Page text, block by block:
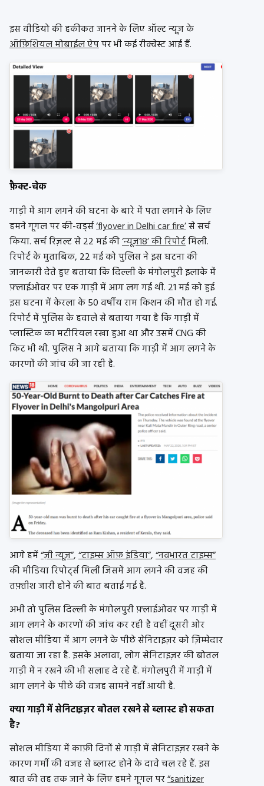
इस वीडियो की हकीकत जानने के लिए ऑल्ट न्यूज़ के
ऑफ़िशियल मोबाईल ऐपपर भी कई रीक्वेस्ट आई हैं.
फ़ैक्ट-चेक
गाड़ी में आग लगने की घटना के बारे में पता लगाने के लिए
हमने गूगल पर की-वर्ड्स‘flyover in Delhi car fire’से सर्च
किया. सर्च रिज़ल्ट से 22 मई की‘न्यूज़18’ की रिपोर्टमिली.
रिपोर्ट के मुताबिक, 22 मई को पुलिस ने इस घटना की
जानकारी देते हुए बताया कि दिल्ली के मंगोलपुरी इलाके में
फ़्लाईओवर पर एक गाड़ी में आग लग गई थी. 21 मई को हुई
इस घटना में केरला के 50 वर्षीय राम किशन की मौत हो गई.
रिपोर्ट में पुलिस के हवाले से बताया गया है कि गाड़ी में
प्लास्टिक का मटीरियल रखा हुआ था और उसमें CNG की
किट भी थी. पुलिस ने आगे बताया कि गाड़ी में आग लगने के
कारणों की जांच की जा रही है.
आगे हमें“ज़ी न्यूज़”,“टाइम्स ऑफ़ इंडिया”,“नवभारत टाइम्स”
की मीडिया रिपोर्ट्स मिलीं जिसमें आग लगने की वजह की
तफ़्तीश जारी होने की बात बताई गई है.
अभी तो पुलिस दिल्ली के मंगोलपुरी फ़्लाईओवर पर गाड़ी में
आग लगने के कारणों की जांच कर रही है वहीं दूसरी ओर
सोशल मीडिया में आग लगने के पीछे सेनिटाइज़र को ज़िम्मेदार
बताया जा रहा है. इसके अलावा, लोग सेनिटाइज़र की बोतल
गाड़ी में न रखने की भी सलाह दे रहे हैं. मंगोलपुरी में गाड़ी में
आग लगने के पीछे की वजह सामने नहीं आयी है.
क्या गाड़ी में सेनिटाइज़र बोतल रखने से ब्लास्ट हो सकता
है?
सोशल मीडिया में काफ़ी दिनों से गाड़ी में सेनिटाइज़र रखने के
कारण गर्मी की वजह से ब्लास्ट होने के दावे चल रहे हैं. इस
बात की तह तक जाने के लिए हमने गूगल पर“sanitizer